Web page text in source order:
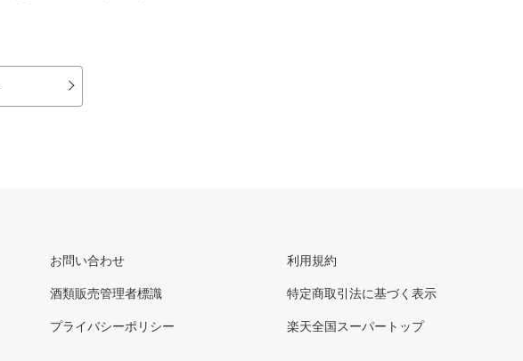
お問い合わせ
酒類販売管理者標識
プライバシーポリシー
利用規約
特定商取引法に基づく表示
楽天全国スーパートップ